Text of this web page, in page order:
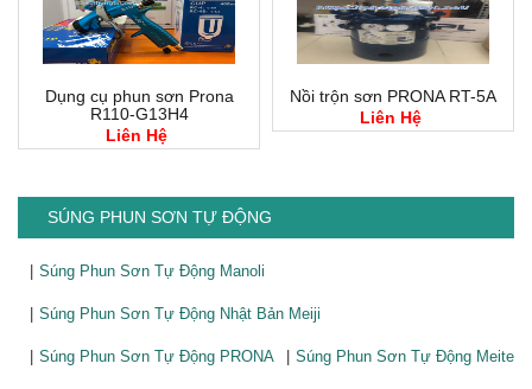
Dụng cụ phun sơn Prona
R110-G13H4
Liên Hệ
Nồi trộn sơn PRONA RT-5A
Liên Hệ
SÚNG PHUN SƠN TỰ ĐỘNG
Súng Phun Sơn Tự Động Manoli
Súng Phun Sơn Tự Động Nhật Bản Meiji
Súng Phun Sơn Tự Động PRONA Súng Phun Sơn Tự Động Meite